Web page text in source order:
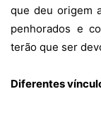
que deu origem
penhorados e
terão que ser
Diferentes